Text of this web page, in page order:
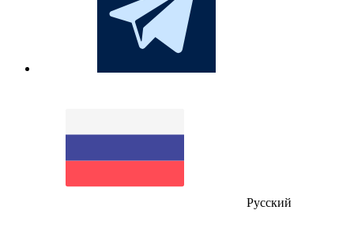
Русский